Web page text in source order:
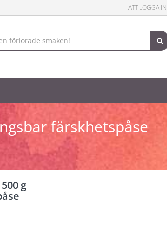
ATT LOGGA IN
färskhetspåse
g